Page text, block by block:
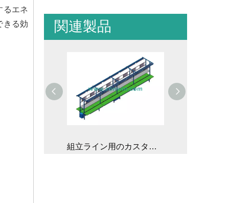
るエネ
きる効
関連製品